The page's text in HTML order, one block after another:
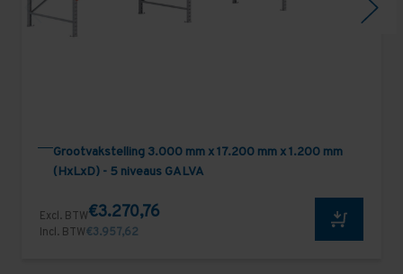
Grootvakstelling 3.000 mm x 17.200 mm x 1.200 mm
(HxLxD) - 5 niveaus GALVA
Excl. BTW€3.270,76
Incl. BTW€3.957,62